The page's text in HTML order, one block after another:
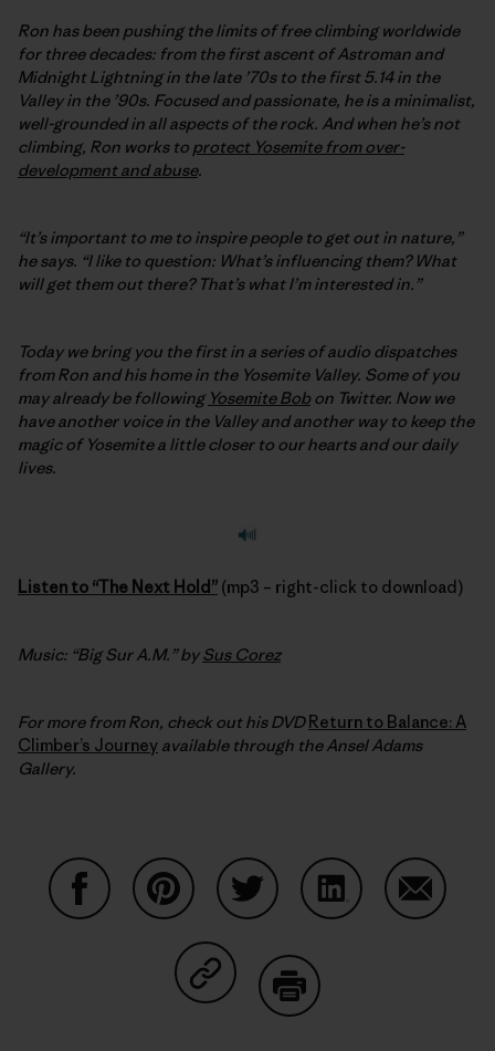
Ron has been pushing the limits of free climbing worldwide
for three decades: from the first ascent of Astroman and
Midnight Lightning in the late ’70s to the first 5.14 in the
Valley in the ’90s. Focused and passionate, he is a minimalist,
well-grounded in all aspects of the rock. And when he’s not
climbing, Ron works to protect Yosemite from over-
development and abuse.
“It’s important to me to inspire people to get out in nature,”
he says. “I like to question: What’s influencing them? What
will get them out there? That’s what I’m interested in.”
Today we bring you the first in a series of audio dispatches
from Ron and his home in the Yosemite Valley. Some of you
may already be following Yosemite Bob on Twitter. Now we
have another voice in the Valley and another way to keep the
magic of Yosemite a little closer to our hearts and our daily
lives.
Listen to “The Next Hold” (mp3 – right-click to download)
Music: “Big Sur A.M.” bySus Corez
For more from Ron, check out his DVDReturn to Balance: A
Climber’s Journey available through the Ansel Adams
Gallery.
Condividi su Copy Link